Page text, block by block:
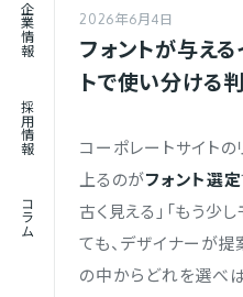
企業情報
採用情報
コラム
2026年6月4日
フォントが与え
トで使い分ける
コーポレートサイト
上るのがフォント選定
古く見える」「もう少
ても、デザイナーが提
の中からどれを選べ